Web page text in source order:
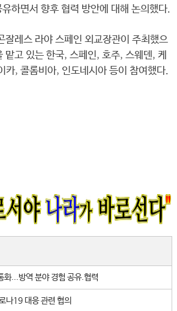
하면서 향후 협력 방안에 대해 논의했다.
잘레스 라야 스페인 외교장관이 주최했으
맡고 있는 한국, 스페인, 호주, 스웨덴, 케
카, 콜롬비아, 인도네시아 등이 참여했다.
...방역 분야 경험 공유.협력
나19 대응 관련 협의